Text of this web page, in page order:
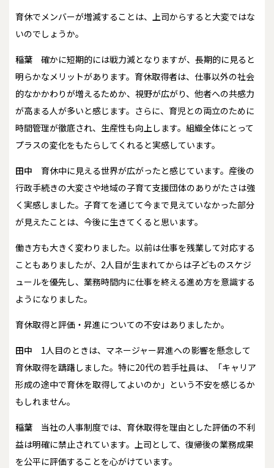
――育休でメンバーが増減することは、上司からすると大変ではな
いのでしょうか。
稲葉
確かに短期的には戦力減となりますが、長期的に見ると
明らかなメリットがあります。育休取得者は、仕事以外の社会
的なかかわりが増えるためか、視野が広がり、他者への共感力
が高まる人が多いと感じます。さらに、育児との両立のために
時間管理が徹底され、生産性も向上します。組織全体にとって
プラスの変化をもたらしてくれると実感しています。
田中
育休中に見える世界が広がったと感じています。産後の
行政手続きの大変さや地域の子育て支援団体のありがたさは強
く実感しました。子育てを通じて今まで見えていなかった部分
が見えたことは、今後に生きてくると思います。
働き方も大きく変わりました。以前は仕事を残業して対応する
こともありましたが、2人目が生まれてからは子どものスケジ
ュールを優先し、業務時間内に仕事を終える進め方を意識する
ようになりました。
――育休取得と評価・昇進についての不安はありましたか。
田中
1人目のときは、マネージャー昇進への影響を懸念して
育休取得を躊躇しました。特に20代の若手社員は、「キャリア
形成の途中で育休を取得してよいのか」という不安を感じるか
もしれません。
稲葉
当社の人事制度では、育休取得を理由とした評価の不利
益は明確に禁止されています。上司として、復帰後の業務成果
を公平に評価することを心がけています。